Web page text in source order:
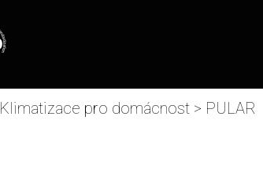
Klimatizace pro domácnost > PULAR